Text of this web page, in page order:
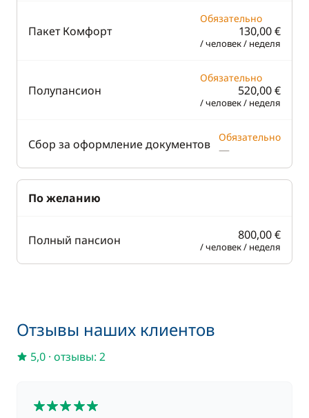
Пакет Комфорт
Обязательно
130,00 €
/ человек / неделя
Полупансион
Обязательно
520,00 €
/ человек / неделя
Сбор за оформление документов Обязательно
—
По желанию
Полный пансион 800,00 €
/ человек / неделя
Отзывы наших клиентов
5,0 · отзывы: 2